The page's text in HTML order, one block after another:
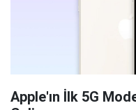
Apple'ın İlk 5G